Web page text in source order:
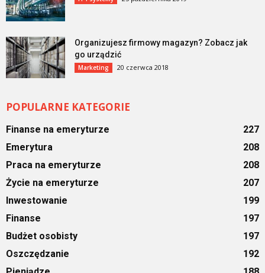
Organizujesz firmowy magazyn? Zobacz jak
go urządzić
Marketing 20 czerwca 2018
POPULARNE KATEGORIE
Finanse na emeryturze
227
Emerytura
208
Praca na emeryturze
208
Życie na emeryturze
207
Inwestowanie
199
Finanse
197
Budżet osobisty
197
Oszczędzanie
192